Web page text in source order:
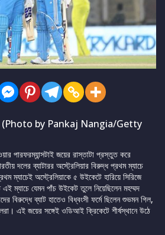
by Pankaj Nangia/Getty
পারফরম্যান্সটাই জয়ের রাস্তাটা প্রস্তুত করে
দলের ব্যাটারর অস্ট্রেলিয়ার বিরুদ্ধ প্রথম ম্যাচে
ম্যাচেই অস্ট্রেলিয়াকে ৫ উইকেটে হারিয়ে সিরিজে
ম্যাচে যেমন পাঁচ উইকেট তুলে নিয়েছিলেন মহম্মদ
বিরুদ্ধে ব্যাট হাতেও বিধ্বংসী ফর্মে ছিলেন শুভমন গিল,
এই জয়ের সঙ্গেই ওডিআই ক্রিকেটে শীর্ষস্থানে উঠে